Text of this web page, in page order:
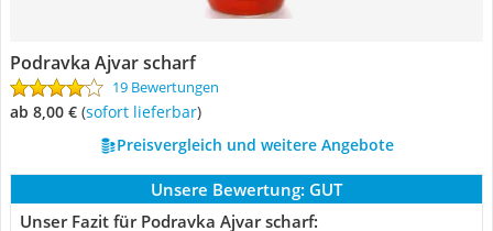
Podravka Ajvar scharf
19 Bewertungen
ab 8,00 € ( Sofort lieferbar)
Preisvergleich und weitere Angebote
Unsere Bewertung: GUT
Unser Fazit für Podravka Ajvar scharf: